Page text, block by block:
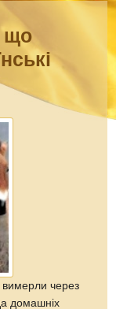
що
через
домашніх